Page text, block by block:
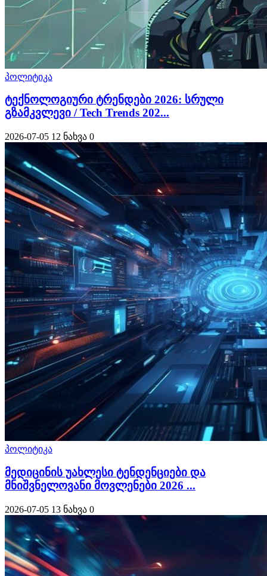
პოლიტიკა
ტექნოლოგიური ტრენდები 2026: სრული
გზამკვლევი / Tech Trends 202...
2026-07-05 12 ნახვა 0
პოლიტიკა
მედიცინის უახლესი ტენდენციები და
მნიშვნელოვანი მოვლენები 2026 ...
2026-07-05 13 ნახვა 0